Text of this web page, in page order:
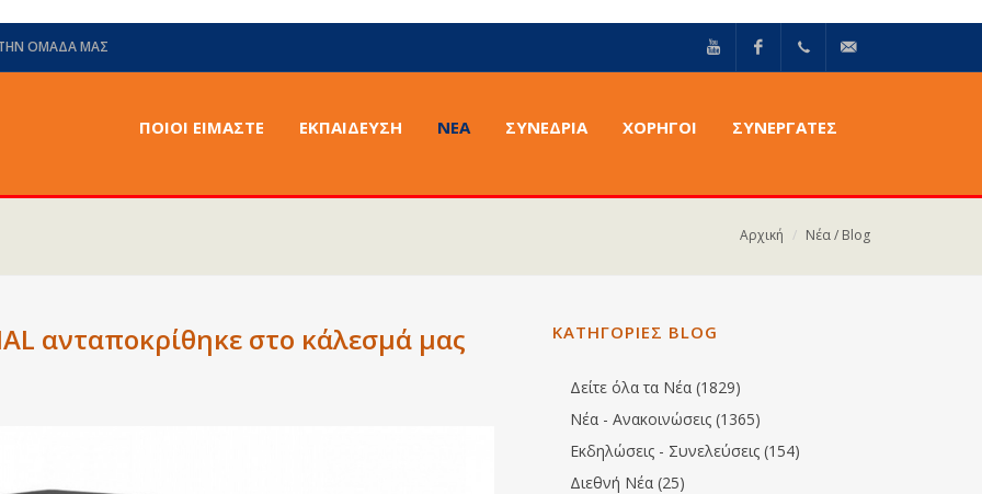
ΤΗΝ ΟΜΆΔΑ ΜΑΣ
ΠΟΙΟΙ ΕΙΜΑΣΤΕ ΕΚΠΑΙΔΕΥΣΗ ΝΈΑ ΣΥΝΈΔΡΙΑ ΧΟΡΗΓΟΙ ΣΥΝΕΡΓΑΤΕΣ
Αρχική Νέα / Blog
ανταποκρίθηκε στο κάλεσμά μας ΚΑΤΗΓΟΡΙΕΣ BLOG
Δείτε όλα τα Νέα (1829)
Νέα - Ανακοινώσεις (1365)
Εκδηλώσεις - Συνελεύσεις (154)
Διεθνή Νέα (25)